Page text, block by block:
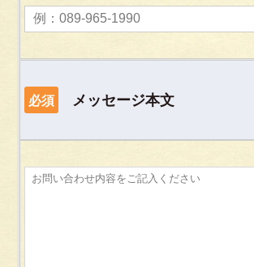
必須 メッセージ本文